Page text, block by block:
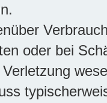
oder bei